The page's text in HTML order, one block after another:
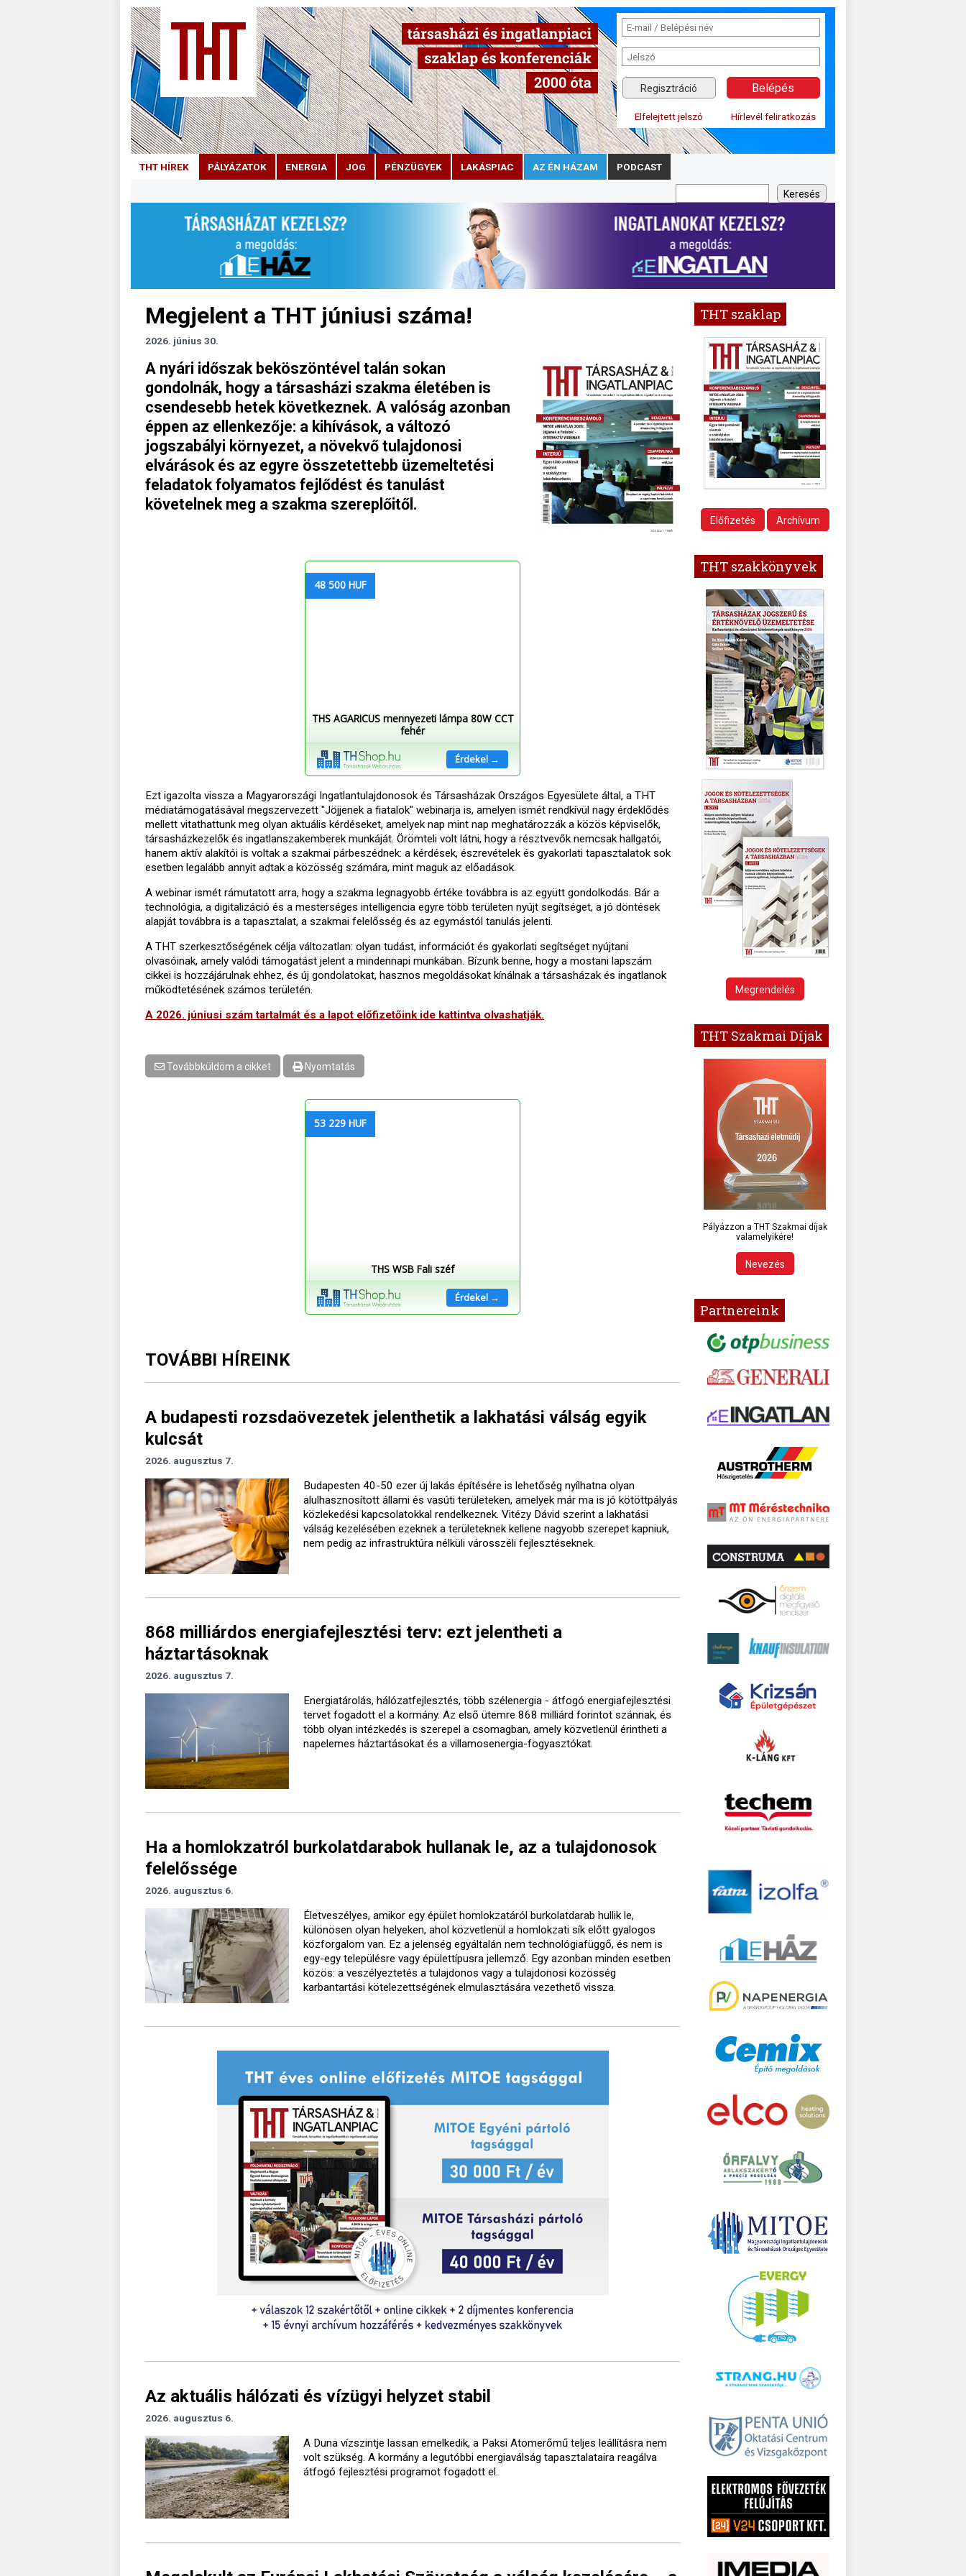
Regisztráció
Elfelejtett jelszó Hírlevél feliratkozás
THT HÍREK PÁLYÁZATOK ENERGIA JOG PÉNZÜGYEK LAKÁSPIAC AZ ÉN HÁZAM PODCAST
Megjelent a THT júniusi száma!
2026. június 30.
A nyári időszak beköszöntével talán sokan
gondolnák, hogy a társasházi szakma életében is
csendesebb hetek következnek. A valóság azonban
éppen az ellenkezője: a kihívások, a változó
jogszabályi környezet, a növekvő tulajdonosi
elvárások és az egyre összetettebb üzemeltetési
feladatok folyamatos fejlődést és tanulást
követelnek meg a szakma szereplőitől.
48 500 HUF
THS AGARICUS mennyezeti lámpa 80W CCT
fehér
Érdekel →
Ezt igazolta vissza a Magyarországi Ingatlantulajdonosok és Társasházak Országos Egyesülete által, a THT
médiatámogatásával megszervezett "Jöjjenek a fiatalok" webinarja is, amelyen ismét rendkívül nagy érdeklődés
mellett vitathattunk meg olyan aktuális kérdéseket, amelyek nap mint nap meghatározzák a közös képviselők,
társasházkezelők és ingatlanszakemberek munkáját. Örömteli volt látni, hogy a résztvevők nemcsak hallgatói,
hanem aktív alakítói is voltak a szakmai párbeszédnek: a kérdések, észrevételek és gyakorlati tapasztalatok sok
esetben legalább annyit adtak a közösség számára, mint maguk az előadások.
A webinar ismét rámutatott arra, hogy a szakma legnagyobb értéke továbbra is az együtt gondolkodás. Bár a
technológia, a digitalizáció és a mesterséges intelligencia egyre több területen nyújt segítséget, a jó döntések
alapját továbbra is a tapasztalat, a szakmai felelősség és az egymástól tanulás jelenti.
A THT szerkesztőségének célja változatlan: olyan tudást, információt és gyakorlati segítséget nyújtani
olvasóinak, amely valódi támogatást jelent a mindennapi munkában. Bízunk benne, hogy a mostani lapszám
cikkei is hozzájárulnak ehhez, és új gondolatokat, hasznos megoldásokat kínálnak a társasházak és ingatlanok
működtetésének számos területén.
A 2026. júniusi szám tartalmát és a lapot előfizetőink ide kattintva olvashatják.
Továbbküldöm a cikket Nyomtatás
53 229 HUF
THS WSB Fali széf
Érdekel →
TOVÁBBI HÍREINK
A budapesti rozsdaövezetek jelenthetik a lakhatási válság egyik
kulcsát
2026. augusztus 7.
Budapesten 40-50 ezer új lakás építésére is lehetőség nyílhatna olyan
alulhasznosított állami és vasúti területeken, amelyek már ma is jó kötöttpályás
közlekedési kapcsolatokkal rendelkeznek. Vitézy Dávid szerint a lakhatási
válság kezelésében ezeknek a területeknek kellene nagyobb szerepet kapniuk,
nem pedig az infrastruktúra nélküli városszéli fejlesztéseknek.
868 milliárdos energiafejlesztési terv: ezt jelentheti a
háztartásoknak
2026. augusztus 7.
Energiatárolás, hálózatfejlesztés, több szélenergia - átfogó energiafejlesztési
tervet fogadott el a kormány. Az első ütemre 868 milliárd forintot szánnak, és
több olyan intézkedés is szerepel a csomagban, amely közvetlenül érintheti a
napelemes háztartásokat és a villamosenergia-fogyasztókat.
Ha a homlokzatról burkolatdarabok hullanak le, az a tulajdonosok
felelőssége
2026. augusztus 6.
Életveszélyes, amikor egy épület homlokzatáról burkolatdarab hullik le,
különösen olyan helyeken, ahol közvetlenül a homlokzati sík előtt gyalogos
közforgalom van. Ez a jelenség egyáltalán nem technológiafüggő, és nem is
egy-egy településre vagy épülettípusra jellemző. Egy azonban minden esetben
közös: a veszélyeztetés a tulajdonos vagy a tulajdonosi közösség
karbantartási kötelezettségének elmulasztására vezethető vissza.
Az aktuális hálózati és vízügyi helyzet stabil
2026. augusztus 6.
A Duna vízszintje lassan emelkedik, a Paksi Atomerőmű teljes leállításra nem
volt szükség. A kormány a legutóbbi energiaválság tapasztalataira reagálva
átfogó fejlesztési programot fogadott el.
THT szaklap
Előfizetés Archívum
THT szakkönyvek
Megrendelés
THT Szakmai Díjak
Pályázzon a THT Szakmai díjak
valamelyikére!
Nevezés
Partnereink